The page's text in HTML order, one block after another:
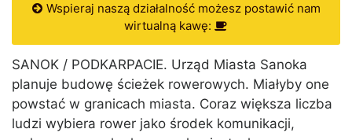
Wspieraj naszą działalność możesz postawić nam
wirtualną kawę:
SANOK / PODKARPACIE. Urząd Miasta Sanoka
planuje budowę ścieżek rowerowych. Miałyby one
powstać w granicach miasta. Coraz większa liczba
ludzi wybiera rower jako środek komunikacji,